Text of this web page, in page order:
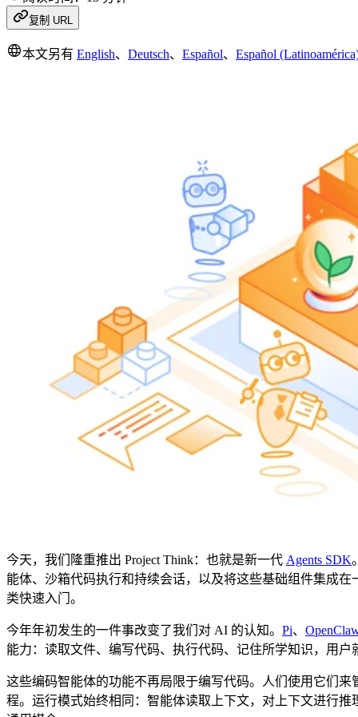
复制 URL
本文另有 English、 Deutsch、 Español、 Español
今天，我们隆重推出 Project Think：也就是新一代 Agents SDK
能体、沙箱代码执行和持续会话，以及将这些基础组件集成
类快速入门。
今年年初发生的一件事改变了我们对 AI 的认知。 Pi、
能力：读取文件、编写代码、执行代码、记住所学知识，用
这些编码智能体的功能不再局限于编写代码。人们使用它们
程。运行模式始终相同：智能体读取上下文，对上下文进行